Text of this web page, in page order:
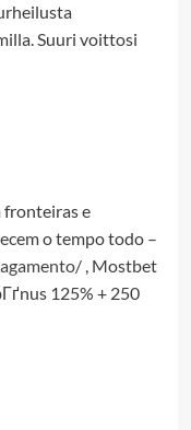
Suuri voittosi
fronteiras e
o tempo todo –
, Mostbet
125% + 250